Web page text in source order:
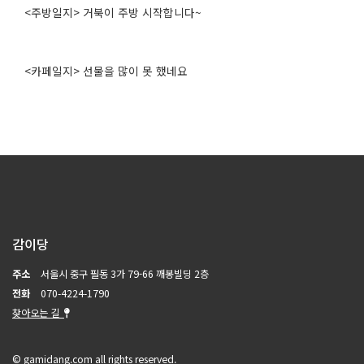
<주방일지> 거북이 주방 시작합니다~
<카페일지> 선물을 많이 못 했네요
감이당
주소
서울시 중구 필동 3가 79-66 깨봉빌딩 2층
전화
070-4224-1790
찾아오는 길
© gamidang.com all rights reserved.